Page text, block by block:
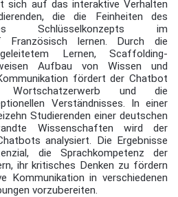
sich auf das interaktive Verhalten
die die Feinheiten des
Schlüsselkonzepts im
Französisch lernen. Durch die
Lernen, Scaffolding-
Aufbau von Wissen und
fördert der Chatbot
Wortschatzerwerb und die
Verständnisses. In einer
Studierenden einer deutschen
Wissenschaften wird der
analysiert. Die Ergebnisse
die Sprachkompetenz der
ihr kritisches Denken zu fördern
Kommunikation in verschiedenen
vorzubereiten.